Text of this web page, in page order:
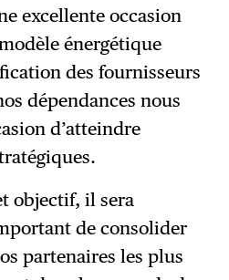
excellente occasion
énergétique
des fournisseurs
dépendances nous
d’atteindre
objectif, il sera
de consolider
partenaires les plus